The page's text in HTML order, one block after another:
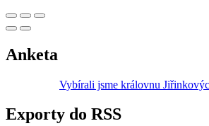
Anketa
Vybírali jsme královnu
Exporty do RSS